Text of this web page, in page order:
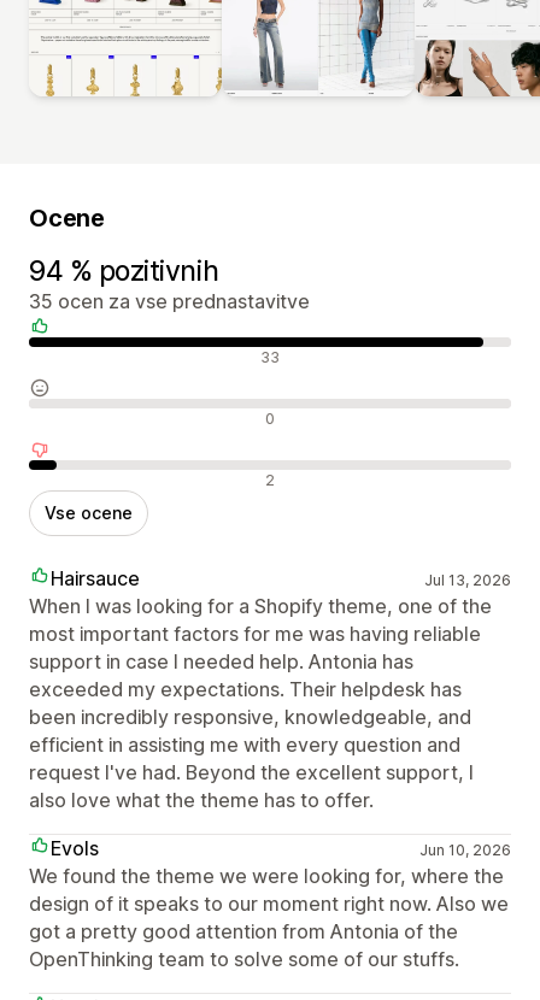
Ocene
94 % pozitivnih
35 ocen za vse prednastavitve
Pozitivne ocene 33
Nevtralne ocene 0
Negativne ocene 2
Vse ocene
Hairsauce Jul 13, 2026
When I was looking for a Shopify theme, one of the
most important factors for me was having reliable
support in case I needed help. Antonia has
exceeded my expectations. Their helpdesk has
been incredibly responsive, knowledgeable, and
efficient in assisting me with every question and
request I've had. Beyond the excellent support, I
also love what the theme has to offer.
Evols
Jun 10, 2026
We found the theme we were looking for, where the
design of it speaks to our moment right now. Also we
got a pretty good attention from Antonia of the
OpenThinking team to solve some of our stuffs.